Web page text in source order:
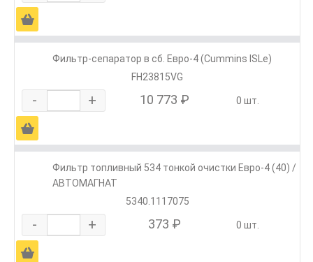
Ä
Фильтр-сепаратор в сб. Евро-4 (Cummins ISLe)
FH23815VG
- + 10 773 ₽ 0 шт.
Ä
Фильтр топливный 534 тонкой очистки Евро-4 (40) /
АВТОМАГНАТ
5340.1117075
- + 373 ₽ 0 шт.
Ä